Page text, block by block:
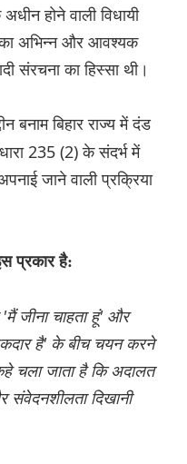
होने वाली विधायी
का अभिन्न और आवश्यक
संरचना का हिस्सा थी।
बनाम बिहार राज्य में दंड
235 (2) के संदर्भ में
जाने वाली प्रक्रिया
प्रकार है:
जीना चाहता हूं' और
है' के बीच चयन करने
चला जाता है कि अदालत
संवेदनशीलता दिखानी